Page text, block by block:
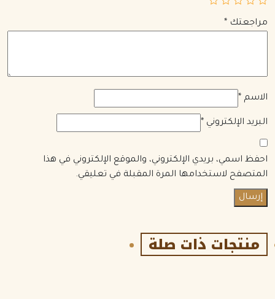
مراجعتك *
الاسم *
البريد الإلكتروني *
احفظ اسمي، بريدي الإلكتروني، والموقع الإلكتروني في هذا
المتصفح لاستخدامها المرة المقبلة في تعليقي.
منتجات ذات صلة